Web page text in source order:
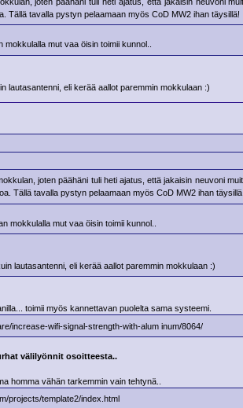
Tällä tavalla pystyn pelaamaan myös CoD MW2 ihan täysillä!
mokkulalla mut vaa öisin toimii kunnol..
lautasantenni, eli kerää aallot paremmin mokkulaan :)
joten päähäni tuli heti ajatus, että jakaisin neuvoni
Tällä tavalla pystyn pelaamaan myös CoD MW2 ihan täysillä!
mokkulalla mut vaa öisin toimii kunnol..
lautasantenni, eli kerää aallot paremmin mokkulaan :)
toimii myös kannettavan puolelta sama systeemi.
increase-wifi-signal-strength-with-alum inum/8064/
välilyönnit osoitteesta..
homma vähän tarkemmin vain tehtynä..
projects/template2/index.html